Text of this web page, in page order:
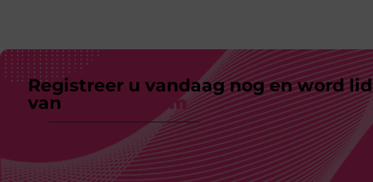
Registreer u vandaag nog en word lid
van
ons platform